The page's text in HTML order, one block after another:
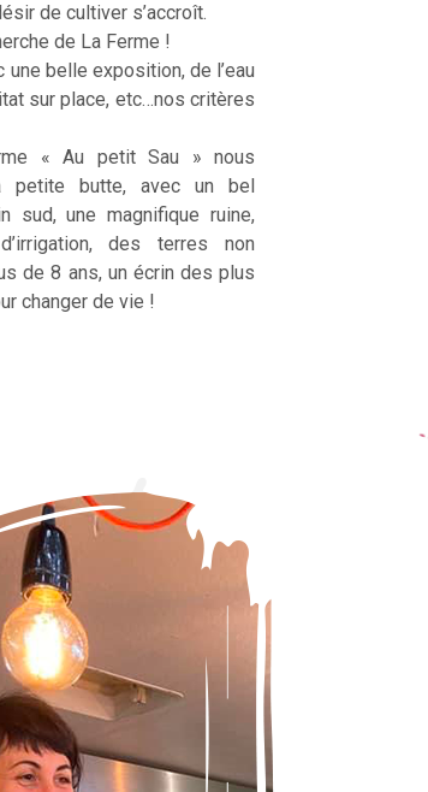
de cultiver s’accroît.
de La Ferme !
une belle exposition, de l’eau
sur place, etc…nos critères
« Au petit Sau » nous
petite butte, avec un bel
sud, une magnifique ruine,
des terres non
de 8 ans, un écrin des plus
changer de vie !